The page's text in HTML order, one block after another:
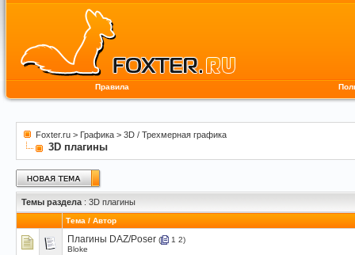
Правила
Foxter.ru > Графика > 3D / Трехмерная графика
3D плагины
Темы раздела : 3D плагины
Тема / Автор
Плагины DAZ/Poser ( 1 2)
Bloke